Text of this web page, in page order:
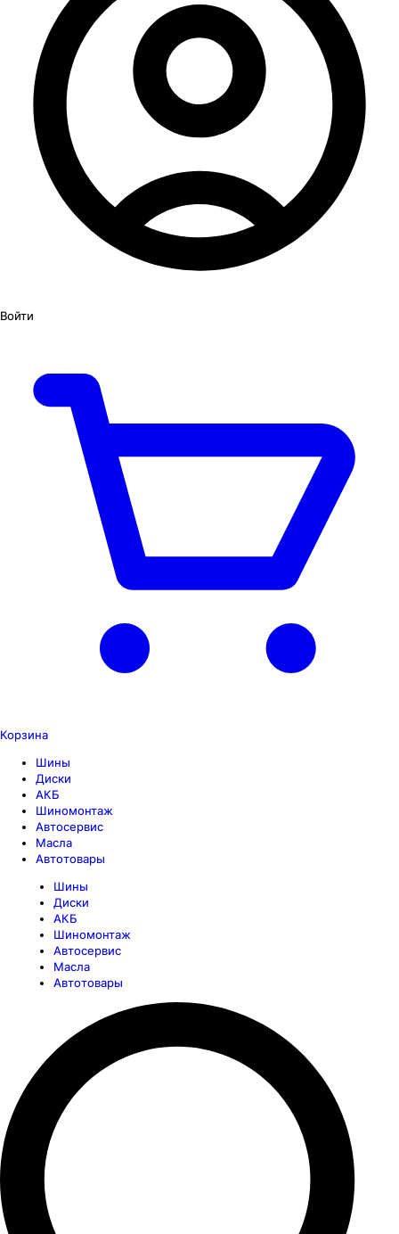
Войти
Корзина
Шины
Диски
АКБ
Шиномонтаж
Автосервис
Масла
Автотовары
Шины
Диски
АКБ
Шиномонтаж
Автосервис
Масла
Автотовары